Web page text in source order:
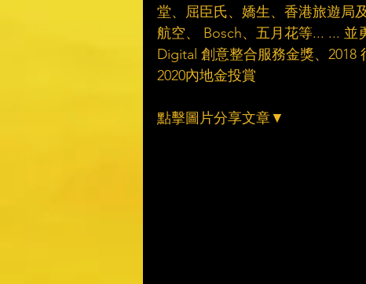
堂、屈臣氏、嬌生、香港旅遊局
航空、 Bosch、五月花等... ... 並
Digital 創意整合服務金獎、2018
2020內地金投賞
點擊圖片分享文章▼